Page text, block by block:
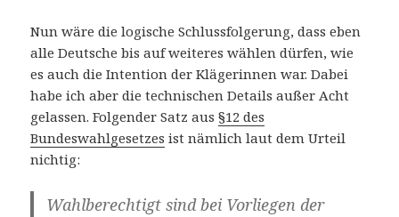
Nun wäre die logische Schlussfolgerung, dass eben
alle Deutsche bis auf weiteres wählen dürfen, wie
es auch die Intention der Klägerinnen war. Dabei
habe ich aber die technischen Details außer Acht
gelassen. Folgender Satz aus§12 des
Bundeswahlgesetzes ist nämlich laut dem Urteil
nichtig:
Wahlberechtigt sind bei Vorliegen der